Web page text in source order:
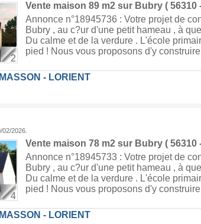
2
Vente maison 89 m2 sur Bubry( 56310
Annonce n°18945736 : Votre projet de
Bubry , au c?ur d'une petit hameau , à
Du calme et de la verdure . L'école
pied ! Nous vous proposons d'y
- LORIENT
2026.
4
Vente maison 78 m2 sur Bubry( 56310
Annonce n°18945733 : Votre projet de
Bubry , au c?ur d'une petit hameau , à
Du calme et de la verdure . L'école
pied ! Nous vous proposons d'y
- LORIENT